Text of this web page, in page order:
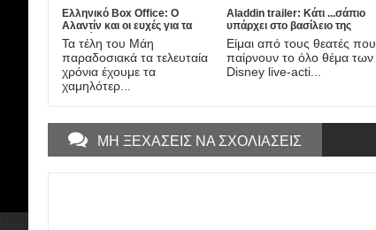
Ελληνικό Box Office: Ο
Αλαντίν και οι ευχές για τα
θερινά
Τα τέλη του Μάη
παραδοσιακά τα τελευταία
χρόνια έχουμε τα
χαμηλότερ...
Aladdin trailer: Κάτι ...σάπιο
υπάρχει στο βασίλειο της
Άγκραμπα!
Είμαι από τους θεατές που
παίρνουν το όλο θέμα των
Disney live-acti...
ΜΗ ΞΕΧΑΣΕΙΣ ΝΑ ΣΧΟΛΙΑΣΕΙΣ